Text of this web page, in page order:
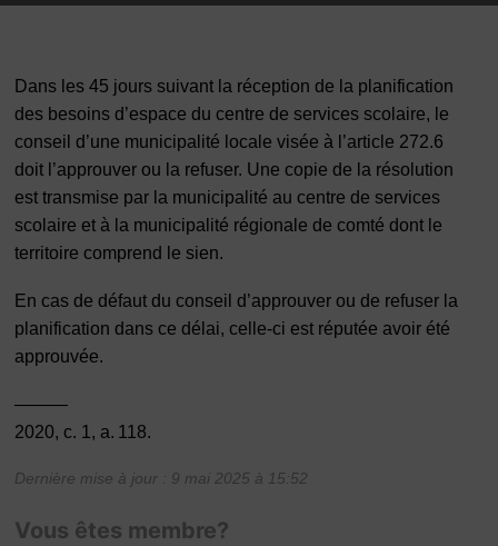
Dans les 45 jours suivant la réception de la planification
des besoins d’espace du centre de services scolaire, le
conseil d’une municipalité locale visée à l’article 272.6
doit l’approuver ou la refuser. Une copie de la résolution
est transmise par la municipalité au centre de services
scolaire et à la municipalité régionale de comté dont le
territoire comprend le sien.
En cas de défaut du conseil d’approuver ou de refuser la
planification dans ce délai, celle-ci est réputée avoir été
approuvée.
———
2020, c. 1, a. 118.
Dernière mise à jour : 9 mai 2025 à 15:52
Vous êtes membre?